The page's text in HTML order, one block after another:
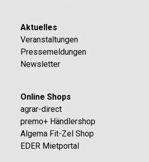
Aktuelles
Veranstaltungen
Pressemeldungen
Newsletter
Online Shops
agrar-direct
premo+ Händlershop
Algema Fit-Zel Shop
EDER Mietportal